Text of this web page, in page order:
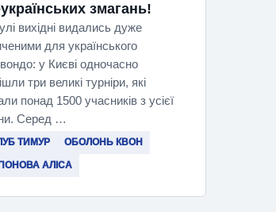
змагань!
вихідні видались дуже
для українського
у Києві одночасно
три великі турніри, які
понад 1500 учасників з усієї
Серед …
ТИМУР ОБОЛОНЬ КВОН
АЛІСА